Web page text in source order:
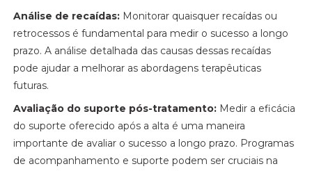
Análise de recaídas: Monitorar quaisquer recaídas ou
retrocessos é fundamental para medir o sucesso a longo
prazo. A análise detalhada das causas dessas recaídas
pode ajudar a melhorar as abordagens terapêuticas
futuras.
Avaliação do suporte pós-tratamento: Medir a eficácia
do suporte oferecido após a alta é uma maneira
importante de avaliar o sucesso a longo prazo. Programas
de acompanhamento e suporte podem ser cruciais na